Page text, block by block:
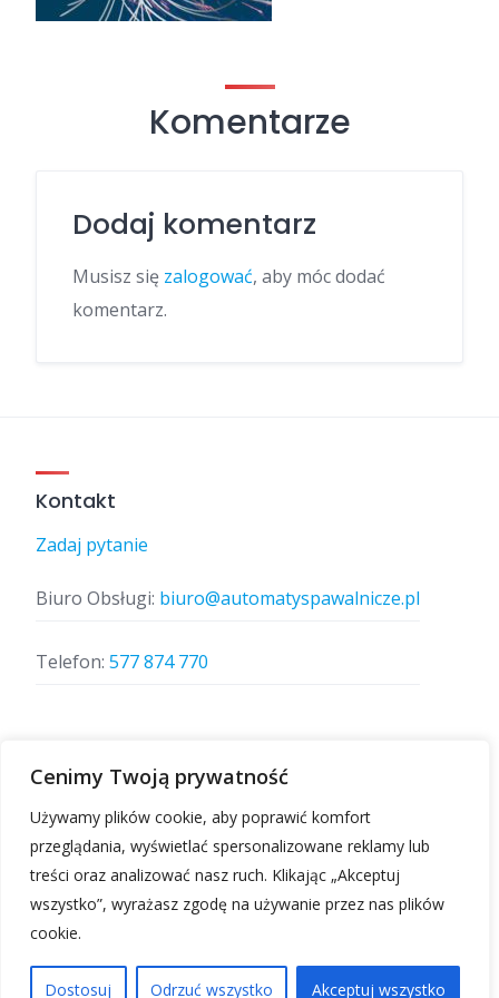
Cenimy Twoją prywatność
Używamy plików cookie, aby poprawić komfort
przeglądania, wyświetlać spersonalizowane reklamy lub
treści oraz analizować nasz ruch. Klikając „Akceptuj
wszystko”, wyrażasz zgodę na używanie przez nas plików
cookie.
Dostosuj Odrzuć wszystko Akceptuj wszystko
Komentarze
Dodaj komentarz
Musisz się zalogować, aby móc dodać
komentarz.
Kontakt
Zadaj pytanie
Biuro Obsługi: biuro@automatyspawalnicze.pl
Telefon: 577 874 770
Automatyspawalnicze.pl | Wszelkie prawa
zastrzeżone.